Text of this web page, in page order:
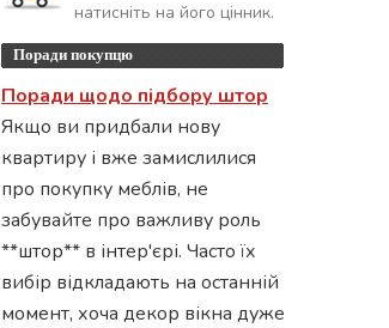
натисніть на його цінник.
Поради покупцю
Поради щодо підбору штор
Якщо ви придбали нову
квартиру і вже замислилися
про покупку меблів, не
забувайте про важливу роль
**штор** в інтер'єрі. Часто їх
вибір відкладають на останній
момент, хоча декор вікна дуже